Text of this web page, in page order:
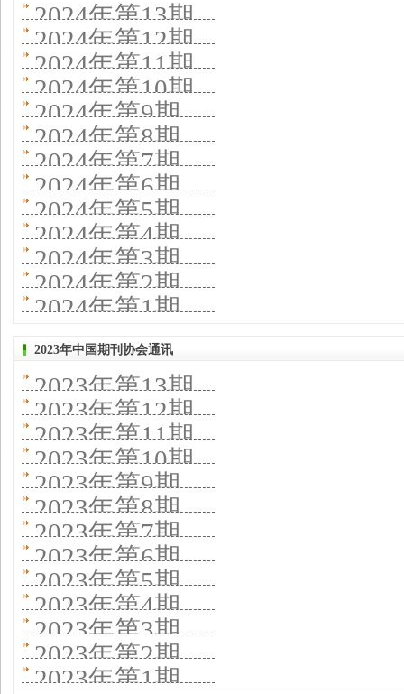
2024年第13期
2024年第12期
2024年第11期
2024年第10期
2024年第9期
2024年第8期
2024年第7期
2024年第6期
2024年第5期
2024年第4期
2024年第3期
2024年第2期
2024年第1期
2023年中国期刊协会通讯
2023年第13期
2023年第12期
2023年第11期
2023年第10期
2023年第9期
2023年第8期
2023年第7期
2023年第6期
2023年第5期
2023年第4期
2023年第3期
2023年第2期
2023年第1期